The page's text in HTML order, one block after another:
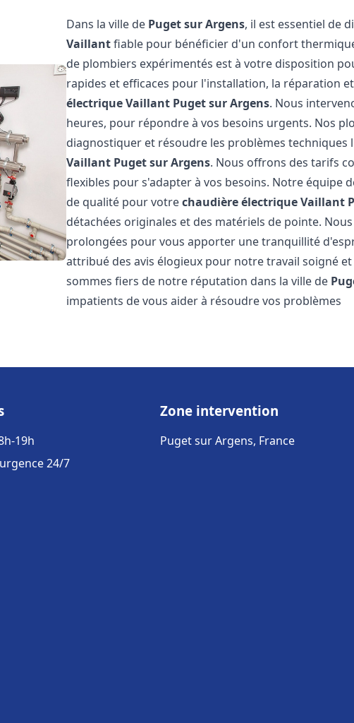
Dans la ville de Puget sur Argens, il est essentiel de
Vaillantfiable pour bénéficier d'un confort
de plombiers expérimentés est à votre disposition
rapides et efficaces pour l'installation, la réparation
électrique Vaillant Puget sur Argens. Nous
heures, pour répondre à vos besoins urgents. Nos
diagnostiquer et résoudre les problèmes techniques
Vaillant Puget sur Argens. Nous offrons des tarifs
flexibles pour s'adapter à vos besoins. Notre équipe
de qualité pour votrechaudière électrique Vaillant
détachées originales et des matériels de pointe.
prolongées pour vous apporter une tranquillité
attribué des avis élogieux pour notre travail soigné
sommes fiers de notre réputation dans la ville de
impatients de vous aider à résoudre vos problèmes
19h
24/7
Zone intervention
Puget sur Argens, France